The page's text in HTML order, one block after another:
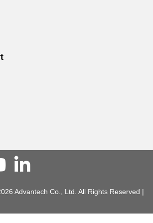
Advantech Co., Ltd. All Rights Reserved |